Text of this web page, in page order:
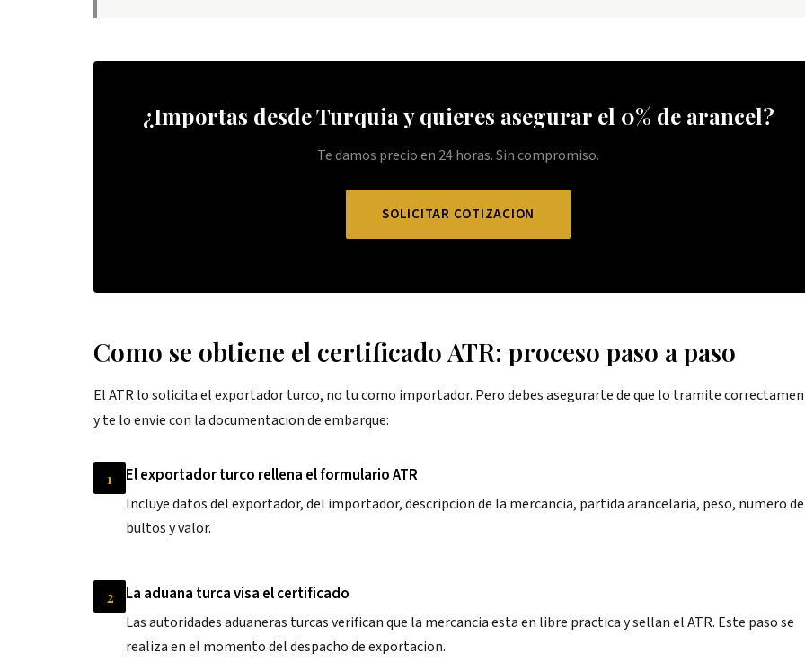
¿Importas desde Turquia y quieres asegurar el 0% de arancel?
Te damos precio en 24 horas. Sin compromiso.
SOLICITAR COTIZACION
Como se obtiene el certificado ATR: proceso paso a paso
El ATR lo solicita el exportador turco, no tu como importador. Pero debes asegurarte de que lo tramite
y te lo envie con la documentacion de embarque:
1 El exportador turco rellena el formulario ATR
Incluye datos del exportador, del importador, descripcion de la mercancia, partida arancelaria, peso, numero de
bultos y valor.
2 La aduana turca visa el certificado
Las autoridades aduaneras turcas verifican que la mercancia esta en libre practica y sellan el ATR. Este paso se
realiza en el momento del despacho de exportacion.